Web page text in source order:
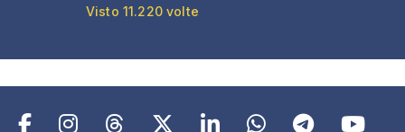
Visto 11.220 volte